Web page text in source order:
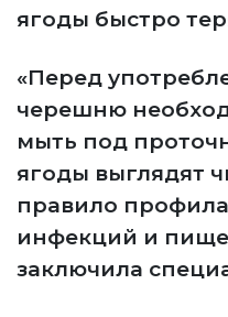
ягоды быстро
«Перед
черешню
мыть под
ягоды выглядят
правило
инфекций и
заключила